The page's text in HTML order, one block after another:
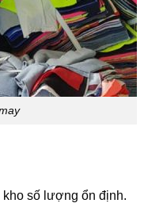
số lượng ổn định.